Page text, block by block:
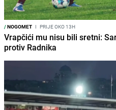
/NOGOMET I PRIJE OKO 13H
Vrapčići mu nisu bili sretni:
protiv Radnika